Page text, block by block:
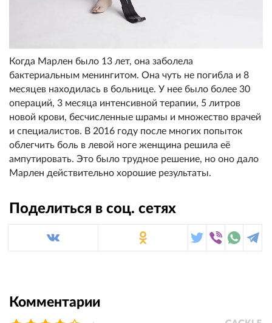
Когда Марлен было 13 лет, она заболела
бактериальным менингитом. Она чуть не погибла и 8
месяцев находилась в больнице. У нее было более 30
операций, 3 месяца интенсивной терапии, 5 литров
новой крови, бесчисленные шрамы и множество врачей
и специалистов. В 2016 году после многих попыток
облегчить боль в левой ноге женщина решила её
ампутировать. Это было трудное решение, но оно дало
Марлен действительно хорошие результаты.
Поделиться в соц. сетях
Комментарии